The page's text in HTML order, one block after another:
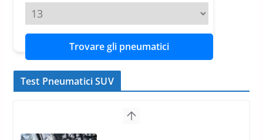
Trovare gli pneumatici
Test Pneumatici SUV